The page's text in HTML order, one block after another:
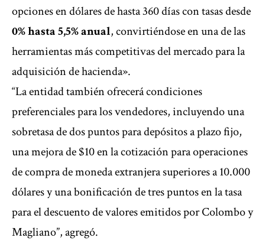
opciones en dólares de hasta 360 días con tasas desde
0% hasta 5,5% anual, convirtiéndose en una de las
herramientas más competitivas del mercado para la
adquisición de hacienda».
“La entidad también ofrecerá condiciones
preferenciales para los vendedores, incluyendo una
sobretasa de dos puntos para depósitos a plazo fijo,
una mejora de $10 en la cotización para operaciones
de compra de moneda extranjera superiores a 10.000
dólares y una bonificación de tres puntos en la tasa
para el descuento de valores emitidos por Colombo y
Magliano”, agregó.